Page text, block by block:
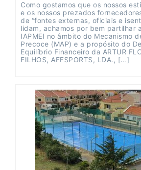
Como gostamos que os nossos
e os nossos prezados
de “fontes externas, oficiais e
lidam, achamos por bem partilhar
IAPMEI no âmbito do Mecanismo
Precoce (MAP) e a propósito do
Equilíbrio Financeiro da ARTUR
FILHOS, AFFSPORTS, LDA., […]